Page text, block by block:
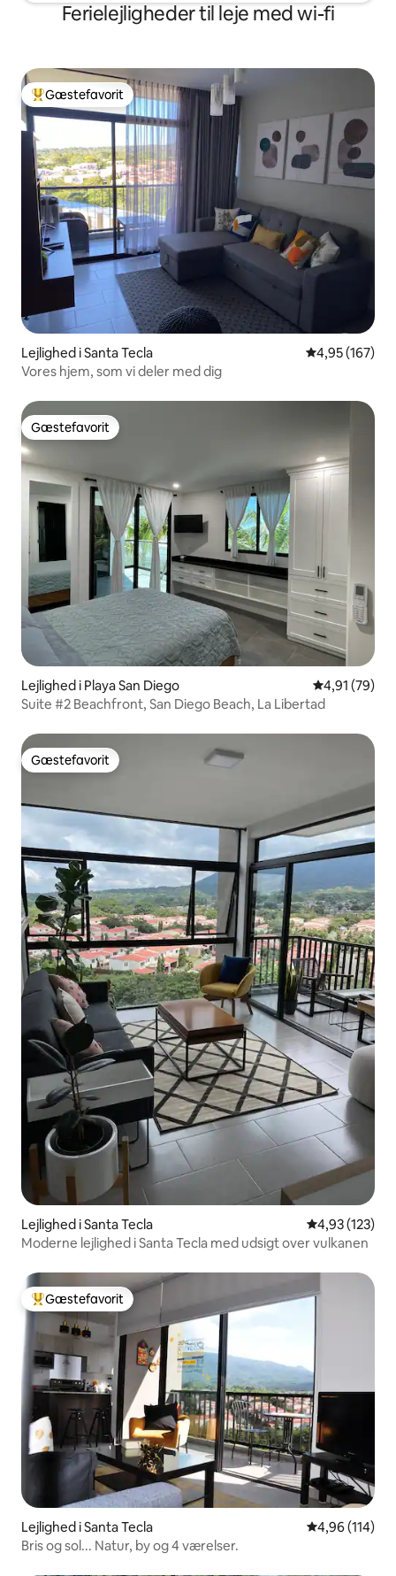
Ferielejligheder til leje med wi-fi
Bedste gæstefavorit
Gæstefavorit
Lejlighed i Santa Tecla 4,95 ud af 5 i
4,95 (167)
Vores hjem, som vi deler med dig
Gæstefavorit
Gæstefavorit
Lejlighed i Playa San Diego 4,91 ud af 5
4,91 (79)
Suite #2 Beachfront, San Diego Beach, La Libertad
Gæstefavorit
Gæstefavorit
Lejlighed i Santa Tecla 4,93 ud af 5 i
4,93 (123)
Moderne lejlighed i Santa Tecla med udsigt over vulkanen
Bedste gæstefavorit
Gæstefavorit
Lejlighed i Santa Tecla 4,96 ud af 5 i
4,96 (114)
Bris og sol... Natur, by og 4 værelser.